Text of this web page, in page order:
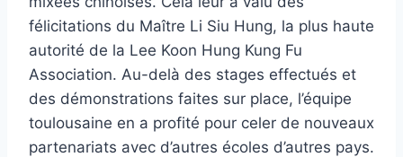
félicitations du Maître Li Siu Hung, la plus haute
autorité de la Lee Koon Hung Kung Fu
Association. Au-delà des stages effectués et
des démonstrations faites sur place, l’équipe
toulousaine en a profité pour celer de nouveaux
partenariats avec d’autres écoles d’autres pays.